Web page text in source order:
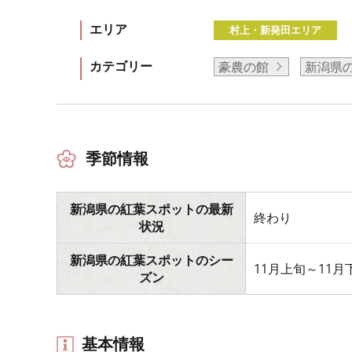
エリア 村上・新発田エリア
カテゴリー 豪農の館 新潟県
季節情報
新潟県の紅葉スポットの最新
状況
終わり
新潟県の紅葉スポットのシー
ズン
11月上旬～11月
基本情報